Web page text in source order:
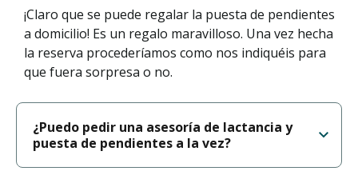
¡Claro que se puede regalar la puesta de pendientes
a domicilio! Es un regalo maravilloso. Una vez hecha
la reserva procederíamos como nos indiquéis para
que fuera sorpresa o no.
¿Puedo pedir una asesoría de lactancia y
puesta de pendientes a la vez?